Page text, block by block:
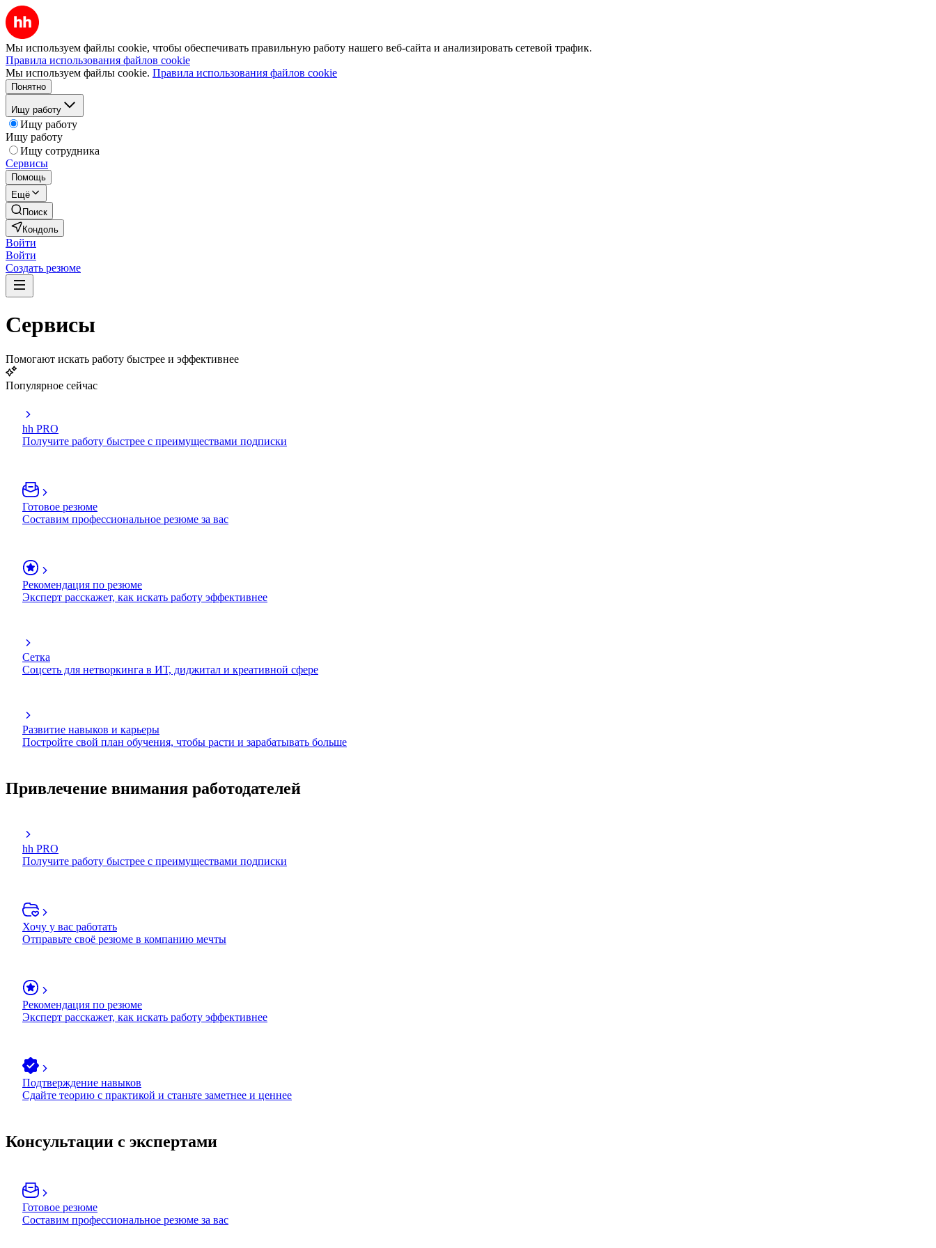
Мы используем файлы cookie, чтобы обеспечивать правильную работу нашего веб-сайта и анализировать сетевой трафик.
Правила использования файлов cookie
Мы используем файлы cookie. Правила использования файлов cookie
Понятно
Ищу работу
Ищу работу
Ищу работу
Ищу сотрудника
Сервисы
Помощь
Ещё
Поиск
Кондоль
Войти
Войти
Создать резюме
Сервисы
Помогают искать работу быстрее и эффективнее
Популярное сейчас
hh PRO
Получите работу быстрее с преимуществами подписки
Готовое резюме
Составим профессиональное резюме за вас
Рекомендация по резюме
Эксперт расскажет, как искать работу эффективнее
Сетка
Соцсеть для нетворкинга в ИТ, диджитал и креативной сфере
Развитие навыков и карьеры
Постройте свой план обучения, чтобы расти и зарабатывать больше
Привлечение внимания работодателей
hh PRO
Получите работу быстрее с преимуществами подписки
Хочу у вас работать
Отправьте своё резюме в компанию мечты
Рекомендация по резюме
Эксперт расскажет, как искать работу эффективнее
Подтверждение навыков
Сдайте теорию с практикой и станьте заметнее и ценнее
Консультации с экспертами
Готовое резюме
Составим профессиональное резюме за вас